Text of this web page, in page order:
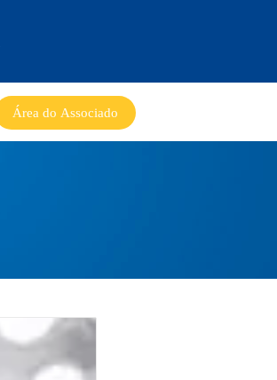
Área do Associado